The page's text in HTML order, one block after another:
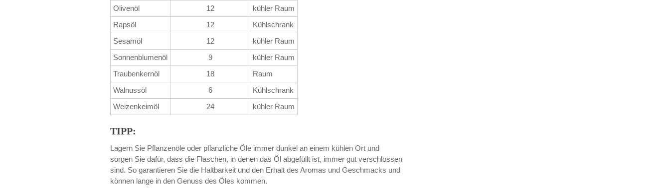
Olivenöl
12
kühler Raum
Rapsöl
12
Kühlschrank
Sesamöl
12
kühler Raum
Sonnenblumenöl
9
kühler Raum
Traubenkernöl
18
Raum
Walnussöl
6
Kühlschrank
Weizenkeimöl
24 kühler Raum
TIPP:
Lagern Sie Pflanzenöle oder pflanzliche Öle immer dunkel an einem kühlen Ort und
sorgen Sie dafür, dass die Flaschen, in denen das Öl abgefüllt ist, immer gut verschlossen
sind. So garantieren Sie die Haltbarkeit und den Erhalt des Aromas und Geschmacks und
können lange in den Genuss des Öles kommen.